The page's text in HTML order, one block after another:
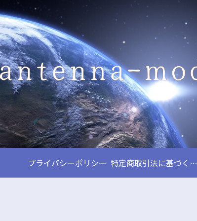
プライバシーポリシー 特定商取引法に基づく表記